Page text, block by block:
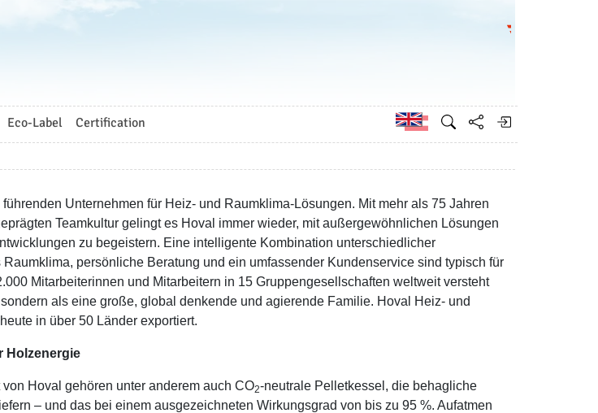
Go to the
Eco-Label Certification German
Unternehmen für Heiz- und Raumklima-Lösungen. Mit mehr als 75 Jahren
Teamkultur gelingt es Hoval immer wieder, mit außergewöhnlichen Lösungen
zu begeistern. Eine intelligente Kombination unterschiedlicher
persönliche Beratung und ein umfassender Kundenservice sind typisch für
Mitarbeiterinnen und Mitarbeitern in 15 Gruppengesellschaften weltweit versteht
als eine große, global denkende und agierende Familie. Hoval Heiz- und
in über 50 Länder exportiert.
Holzenergie
Hoval gehören unter anderem auch CO2-neutrale Pelletkessel, die behagliche
– und das bei einem ausgezeichneten Wirkungsgrad von bis zu 95 %. Aufatmen